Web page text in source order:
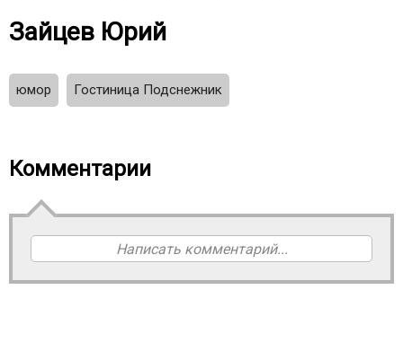
Зайцев Юрий
юмор Гостиница Подснежник
Комментарии
Написать комментарий...